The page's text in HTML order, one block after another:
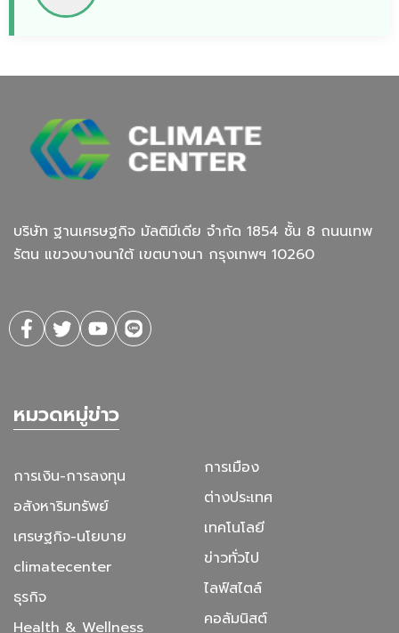
บริษัท ฐานเศรษฐกิจ มัลติมีเดีย จํากัด 1854 ชั้น 8 ถนนเทพ
รัตน แขวงบางนาใต้ เขตบางนา กรุงเทพฯ 10260
หมวดหมู่ข่าว
การเงิน-การลงทุน
อสังหาริมทรัพย์
เศรษฐกิจ-นโยบาย
climatecenter
ธุรกิจ
Health & Wellness
การเมือง
ต่างประเทศ
เทคโนโลยี
ข่าวทั่วไป
ไลฟ์สไตล์
คอลัมนิสต์